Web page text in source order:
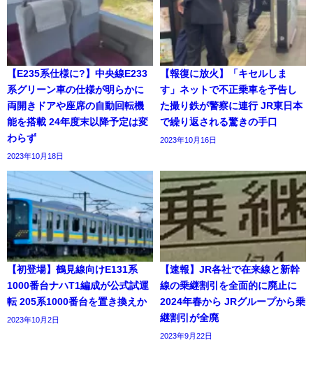
【E235系仕様に?】中央線E233
系グリーン車の仕様が明らかに
両開きドアや座席の自動回転機
能を搭載 24年度末以降予定は変
わらず
2023年10月18日
【報復に放火】「キセルしま
す」ネットで不正乗車を予告し
た撮り鉄が警察に連行 JR東日本
で繰り返される驚きの手口
2023年10月16日
【初登場】鶴見線向けE131系
1000番台ナハT1編成が公式試運
転 205系1000番台を置き換えか
2023年10月2日
【速報】JR各社で在来線と新幹
線の乗継割引を全面的に廃止に
2024年春から JRグループから乗
継割引が全廃
2023年9月22日